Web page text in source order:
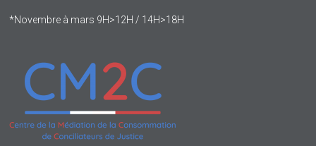
*Novembre à mars 9H>12H / 14H>18H